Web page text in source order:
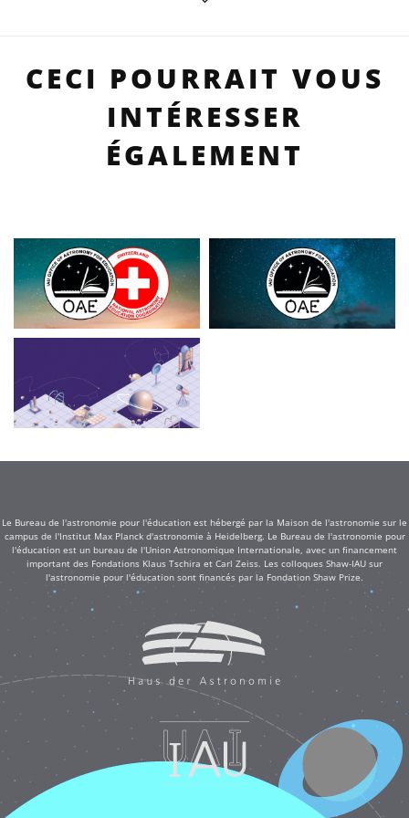
CECI POURRAIT VOUS
INTÉRESSER
ÉGALEMENT
Le Bureau de l'astronomie pour l'éducation est hébergé par la Maison de l'astronomie sur le
campus de l'Institut Max Planck d'astronomie à Heidelberg. Le Bureau de l'astronomie pour
l'éducation est un bureau de l'Union Astronomique Internationale, avec un financement
important des Fondations Klaus Tschira et Carl Zeiss. Les colloques Shaw-IAU sur
l'astronomie pour l'éducation sont financés par la Fondation Shaw Prize.